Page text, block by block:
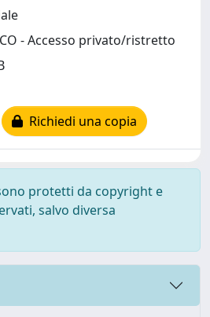
- Accesso privato/ristretto
Richiedi una copia
protetti da copyright e
salvo diversa